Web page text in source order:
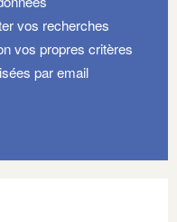
vos recherches
vos propres critères
par email